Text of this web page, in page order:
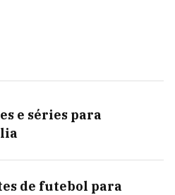
e séries para
de futebol para